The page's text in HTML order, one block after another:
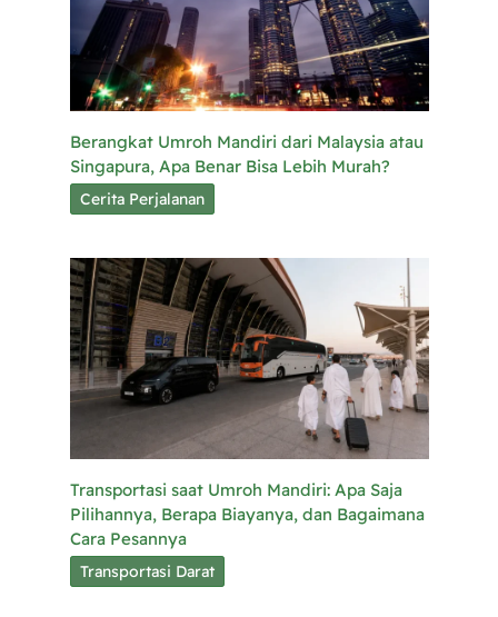
Berangkat Umroh Mandiri dari Malaysia atau
Singapura, Apa Benar Bisa Lebih Murah?
Cerita Perjalanan
Transportasi saat Umroh Mandiri: Apa Saja
Pilihannya, Berapa Biayanya, dan Bagaimana
Cara Pesannya
Transportasi Darat